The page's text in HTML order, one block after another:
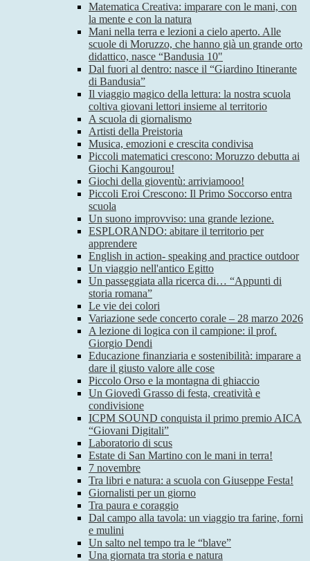
Matematica Creativa: imparare con le mani, con
la mente e con la natura
Mani nella terra e lezioni a cielo aperto. Alle
scuole di Moruzzo, che hanno già un grande orto
didattico, nasce “Bandusia 10"
Dal fuori al dentro: nasce il “Giardino Itinerante
di Bandusia”
Il viaggio magico della lettura: la nostra scuola
coltiva giovani lettori insieme al territorio
A scuola di giornalismo
Artisti della Preistoria
Musica, emozioni e crescita condivisa
Piccoli matematici crescono: Moruzzo debutta ai
Giochi Kangourou!
Giochi della gioventù: arriviamooo!
Piccoli Eroi Crescono: Il Primo Soccorso entra
scuola
Un suono improvviso: una grande lezione.
ESPLORANDO: abitare il territorio per
apprendere
English in action- speaking and practice outdoor
Un viaggio nell'antico Egitto
Un passeggiata alla ricerca di… “Appunti di
storia romana”
Le vie dei colori
Variazione sede concerto corale – 28 marzo 2026
A lezione di logica con il campione: il prof.
Giorgio Dendi
Educazione finanziaria e sostenibilità: imparare a
dare il giusto valore alle cose
Piccolo Orso e la montagna di ghiaccio
Un Giovedì Grasso di festa, creatività e
condivisione
ICPM SOUND conquista il primo premio AICA
“Giovani Digitali”
Laboratorio di scus
Estate di San Martino con le mani in terra!
7 novembre
Tra libri e natura: a scuola con Giuseppe Festa!
Giornalisti per un giorno
Tra paura e coraggio
Dal campo alla tavola: un viaggio tra farine, forni
e mulini
Un salto nel tempo tra le “blave”
Una giornata tra storia e natura